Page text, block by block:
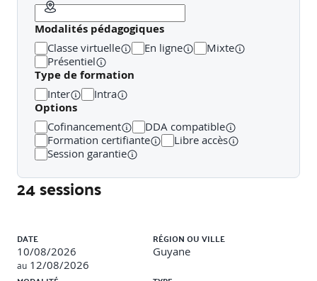
3. Gestion des événements & interactions
Événements React : clics, saisies, formulaires
Mise à jour de l’état et re-rendu
Fonctions callback et gestion des actions utilisateur
Bonnes pratiques de structuration interactive
4. Hooks essentiels
useState, useEffect : logique et bonnes pratiques
Nettoyage, dépendances et optimisation basique
Construction de comportements réutilisables
Modalités pédagogiques
Classe virtuelle En ligne
Mixte
Présentiel
Type de formation
Inter Intra
Options
Cofinancement
DDA compatible
Formation certifiante
Libre accès
Session garantie
24 sessions
DATE
10/08/2026
au 12/08/2026
RÉGION OU VILLE
Guyane